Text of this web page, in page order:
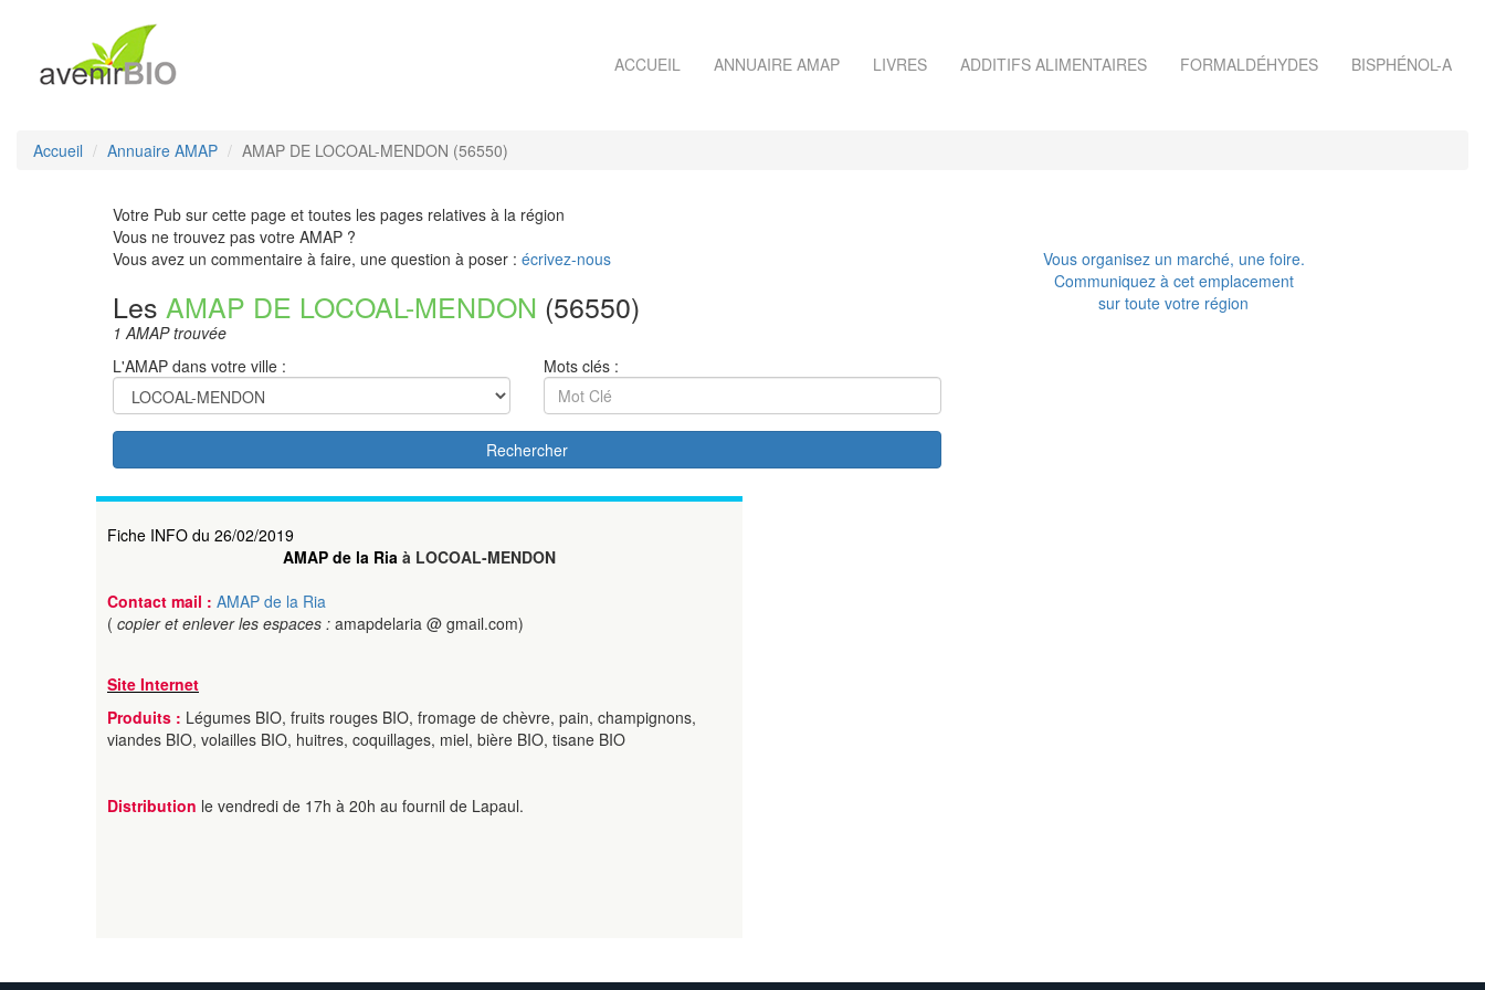
ACCUEIL ANNUAIRE AMAP LIVRES ADDITIFS ALIMENTAIRES FORMALDÉHYDES BISPHÉNOL-A
Accueil Annuaire AMAP AMAP DE LOCOAL-MENDON (56550)
Votre Pub sur cette page et toutes les pages relatives à la région
Vous ne trouvez pas votre AMAP ?
Vous avez un commentaire à faire, une question à poser : écrivez-nous
Les AMAP DE LOCOAL-MENDON (56550)
1 AMAP trouvée
L'AMAP dans votre ville :
Mots clés :
Rechercher
Vous organisez un marché, une foire.
Communiquez à cet emplacement
sur toute votre région
Fiche INFO du 26/02/2019
AMAP de la Ria à LOCOAL-MENDON
Contact mail : AMAP de la Ria
( copier et enlever les espaces : amapdelaria @ gmail.com)
Site Internet
Produits : Légumes BIO, fruits rouges BIO, fromage de chèvre, pain, champignons,
viandes BIO, volailles BIO, huitres, coquillages, miel, bière BIO, tisane BIO
Distribution le vendredi de 17h à 20h au fournil de Lapaul.